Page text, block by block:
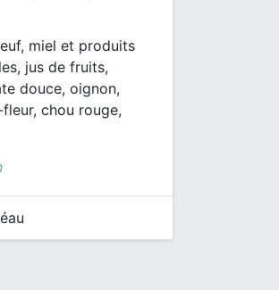
miel et produits
jus de fruits,
douce, oignon,
chou rouge,